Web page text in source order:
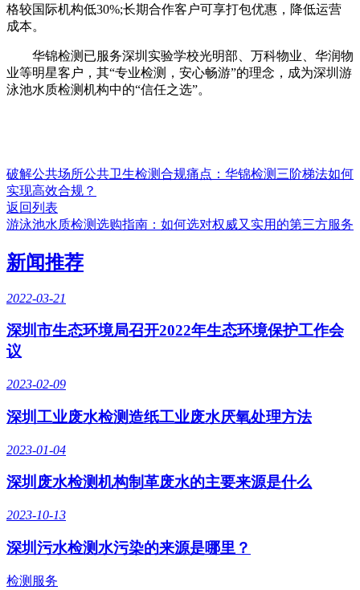
格较国际机构低30%;长期合作客户可享打包优惠，降低运营
成本。
华锦检测已服务深圳实验学校光明部、万科物业、华润物
业等明星客户，其“专业检测，安心畅游”的理念，成为深圳游
泳池水质检测机构中的“信任之选”。
破解公共场所公共卫生检测合规痛点：华锦检测三阶梯法如何
实现高效合规？
返回列表
游泳池水质检测选购指南：如何选对权威又实用的第三方服务
新闻推荐
2022-03-21
深圳市生态环境局召开2022年生态环境保护工作会
议
2023-02-09
深圳工业废水检测造纸工业废水厌氧处理方法
2023-01-04
深圳废水检测机构制革废水的主要来源是什么
2023-10-13
深圳污水检测水污染的来源是哪里？
检测服务